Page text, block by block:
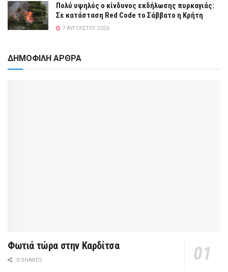
Πολύ υψηλός ο κίνδυνος εκδήλωσης πυρκαγιάς:
Σε κατάσταση Red Code το Σάββατο η Κρήτη
7 ΑΥΓΟΎΣΤΟΥ, 2026
ΔΗΜΟΦΙΛΗ ΑΡΘΡΑ
Φωτιά τώρα στην Καρδίτσα
0 SHARES